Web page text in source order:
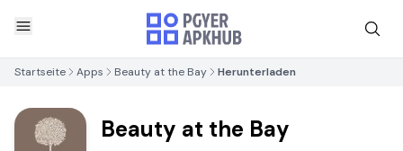
Startseite Apps Beauty at the Bay Herunterladen
Beauty at the Bay